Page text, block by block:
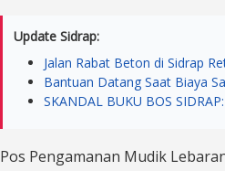
Update Sidrap:
Jalan Rabat Beton di Sidrap
Bantuan Datang Saat Biaya
SKANDAL BUKU BOS
Pos Pengamanan Mudik